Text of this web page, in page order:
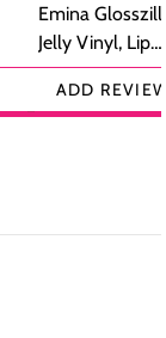
Emina
Jelly Vinyl, Lip
Cream Glossy
Ringan
ADD